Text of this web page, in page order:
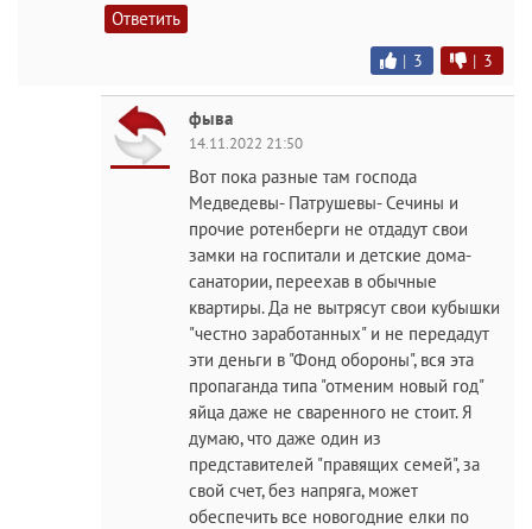
Ответить
| 3 | 3
фыва
14.11.2022 21:50
Вот пока разные там господа
Медведевы- Патрушевы- Сечины и
прочие ротенберги не отдадут свои
замки на госпитали и детские дома-
санатории, переехав в обычные
квартиры. Да не вытрясут свои кубышки
"честно заработанных" и не передадут
эти деньги в "Фонд обороны", вся эта
пропаганда типа "отменим новый год"
яйца даже не сваренного не стоит. Я
думаю, что даже один из
представителей "правящих семей", за
свой счет, без напряга, может
обеспечить все новогодние елки по